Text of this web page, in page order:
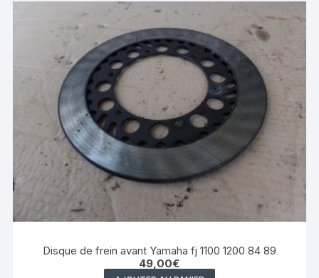
Disque de frein avant Yamaha fj 1100 1200 84 89
49,00€